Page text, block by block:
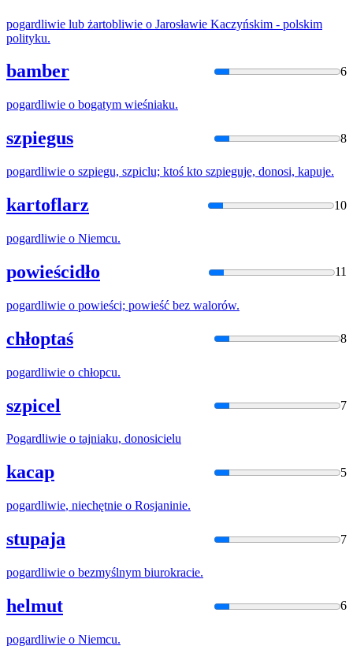
pogardliwie lub żartobliwie o Jarosławie Kaczyńskim - polskim
polityku.
bamber 6
pogardliwie o bogatym wieśniaku.
szpiegus 8
pogardliwie o szpiegu, szpiclu; ktoś kto szpieguje, donosi, kapuje.
kartoflarz 10
pogardliwie o Niemcu.
powieścidło 11
pogardliwie o powieści; powieść bez walorów.
chłoptaś 8
pogardliwie o chłopcu.
szpicel 7
Pogardliwie o tajniaku, donosicielu
kacap 5
pogardliwie, niechętnie o Rosjaninie.
stupaja 7
pogardliwie o bezmyślnym biurokracie.
helmut 6
pogardliwie o Niemcu.